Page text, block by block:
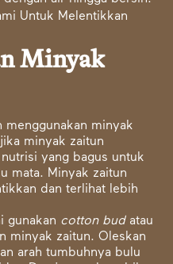
Minyak
menggunakan minyak
minyak zaitun
yang bagus untuk
mata. Minyak zaitun
dan terlihat lebih
gunakan cotton budatau
minyak zaitun. Oleskan
arah tumbuhnya bulu